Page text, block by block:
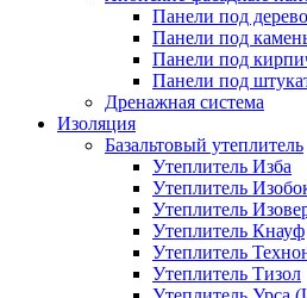
Панели под
Панели под
Панели под
Панели под
Дренажная система
Изоляция
Базальтовый утеплитель
Утеплитель Изба
Утеплитель
Утеплитель
Утеплитель Кнауф
Утеплитель
Утеплитель Тизол